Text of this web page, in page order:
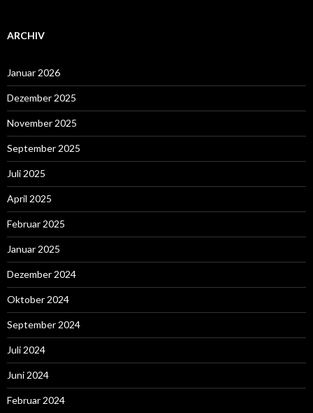
ARCHIV
Januar 2026
Dezember 2025
November 2025
September 2025
Juli 2025
April 2025
Februar 2025
Januar 2025
Dezember 2024
Oktober 2024
September 2024
Juli 2024
Juni 2024
Februar 2024